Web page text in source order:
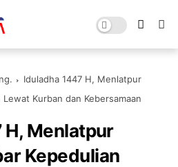
Iduladha 1447 H, Menlatpur
Kurban dan Kebersamaan
H, Menlatpur
Kepedulian